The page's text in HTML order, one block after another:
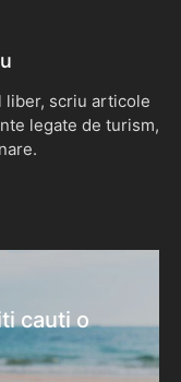
liber, scriu articole
legate de turism,
cauti o